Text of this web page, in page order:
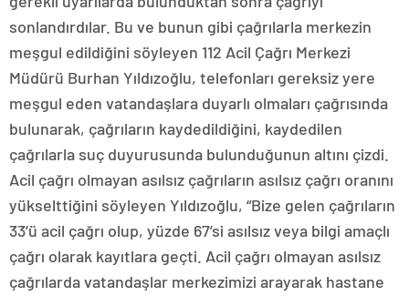
sonlandırdılar. Bu ve bunun gibi çağrılarla merkezin
meşgul edildiğini söyleyen 112 Acil Çağrı Merkezi
Müdürü Burhan Yıldızoğlu, telefonları gereksiz yere
meşgul eden vatandaşlara duyarlı olmaları çağrısında
bulunarak, çağrıların kaydedildiğini, kaydedilen
çağrılarla suç duyurusunda bulunduğunun altını çizdi.
Acil çağrı olmayan asılsız çağrıların asılsız çağrı oranını
yükselttiğini söyleyen Yıldızoğlu, “Bize gelen çağrıların
33’ü acil çağrı olup, yüzde 67’si asılsız veya bilgi amaçlı
çağrı olarak kayıtlara geçti. Acil çağrı olmayan asılsız
çağrılarda vatandaşlar merkezimizi arayarak hastane